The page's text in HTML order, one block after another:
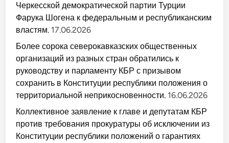
Черкесской демократической партии Турции
Фарука Шогена к федеральным и республиканским
властям. 17.06.2026
Более сорока северокавказских общественных
организаций из разных стран обратились к
руководству и парламенту КБР с призывом
сохранить в Конституции республики положения о
территориальной неприкосновенности. 16.06.2026
Коллективное заявление к главе и депутатам КБР
против требования прокуратуры об исключении из
Конституции республики положений о гарантиях